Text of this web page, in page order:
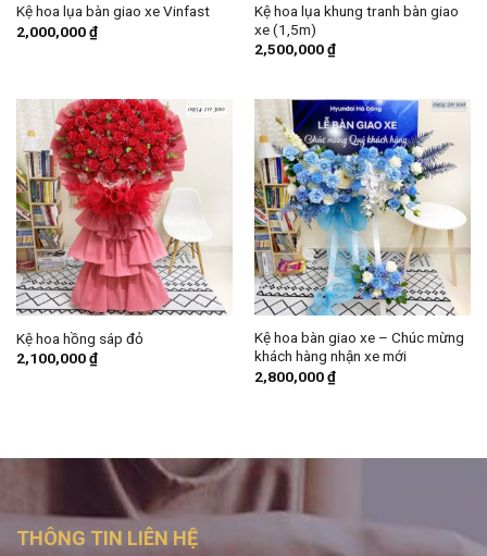
Kệ hoa lụa bàn giao xe Vinfast
2,000,000₫
Kệ hoa lụa khung tranh bàn giao
xe (1,5m)
2,500,000₫
Kệ hoa hồng sáp đỏ
2,100,000₫
Kệ hoa bàn giao xe – Chúc mừng
khách hàng nhận xe mới
2,800,000₫
THÔNG TIN LIÊN HỆ